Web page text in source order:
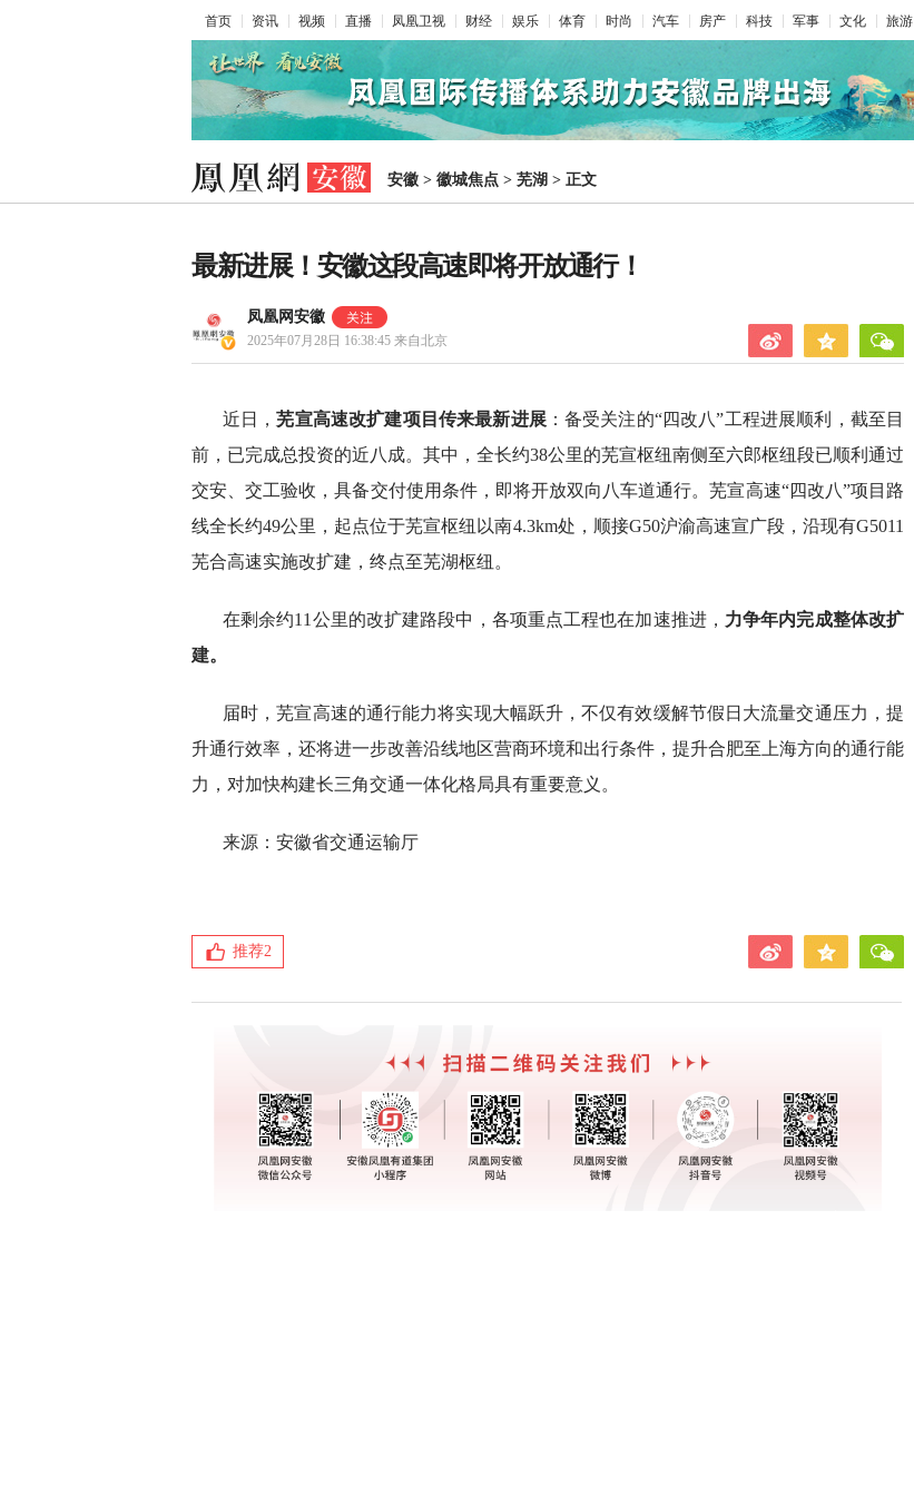
首页 资讯 视频 直播 凤凰卫视 财经 娱乐 体育 时尚 汽车 房产 科技 军事 文化 旅游
安徽 > 徽城焦点 > 芜湖 > 正文
最新进展！安徽这段高速即将开放通行！
凤凰网安徽
2025年07月28日 16:38:45 来自北京
近日，芜宣高速改扩建项目传来最新进展：备受关注的“四改八”工程进展顺利，截至目
前，已完成总投资的近八成。其中，全长约38公里的芜宣枢纽南侧至六郎枢纽段已顺利通过
交安、交工验收，具备交付使用条件，即将开放双向八车道通行。芜宣高速“四改八”项目路
线全长约49公里，起点位于芜宣枢纽以南4.3km处，顺接G50沪渝高速宣广段，沿现有G5011
芜合高速实施改扩建，终点至芜湖枢纽。
在剩余约11公里的改扩建路段中，各项重点工程也在加速推进， 力争年内完成整体改扩
建。
届时，芜宣高速的通行能力将实现大幅跃升，不仅有效缓解节假日大流量交通压力，提
升通行效率，还将进一步改善沿线地区营商环境和出行条件，提升合肥至上海方向的通行能
力，对加快构建长三角交通一体化格局具有重要意义。
来源：安徽省交通运输厅
推荐2